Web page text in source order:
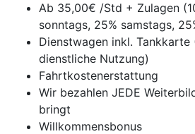
Ab 35,00€ /Std + Zulagen
sonntags, 25% samstags,
Dienstwagen inkl. Tankkarte
dienstliche Nutzung)
Fahrtkostenerstattung
Wir bezahlen JEDE
bringt
Willkommensbonus